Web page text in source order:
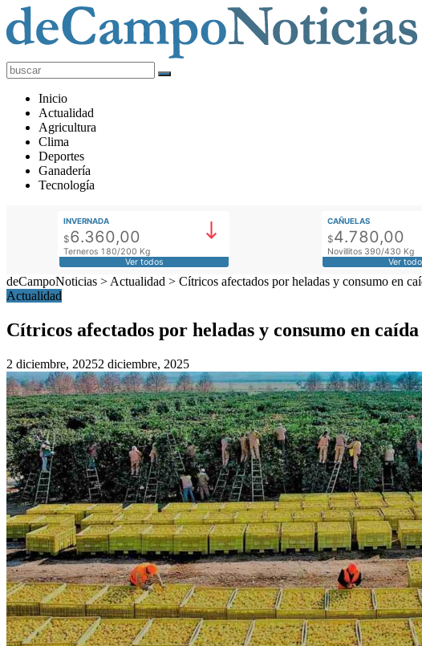
deCampoNoticias
Actualidad
Agropecuaria
Inicio
Actualidad
Agricultura
Clima
Deportes
Ganadería
Tecnología
INVERNADA
$6.360,00
Terneros 180/200 Kg
Ver todos
CAÑUELAS
$4.780,00
Novillitos 390/430 Kg
Ver
deCampoNoticias > Actualidad > Cítricos afectados por heladas y consumo en
Actualidad
Cítricos afectados por heladas y consumo en
2 diciembre, 20252 diciembre, 2025